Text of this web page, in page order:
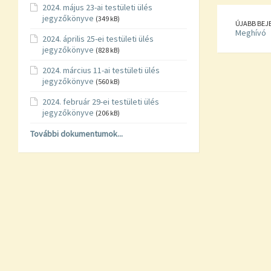
ÚJABB
Meghívó
2024. május 23-ai testületi ülés
jegyzőkönyve (349 kB)
2024. április 25-ei testületi ülés
jegyzőkönyve (828 kB)
2024. március 11-ai testületi ülés
jegyzőkönyve (560 kB)
2024. február 29-ei testületi ülés
jegyzőkönyve (206 kB)
További dokumentumok...